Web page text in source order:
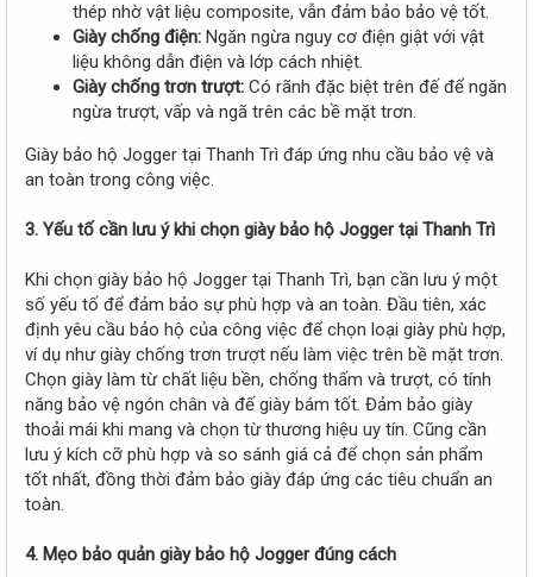
thép nhờ vật liệu composite, vẫn đảm bảo bảo vệ tốt.
Giày chống điện: Ngăn ngừa nguy cơ điện giật với vật
liệu không dẫn điện và lớp cách nhiệt.
Giày chống trơn trượt: Có rãnh đặc biệt trên đế để ngăn
ngừa trượt, vấp và ngã trên các bề mặt trơn.
Giày bảo hộ Jogger tại Thanh Trì đáp ứng nhu cầu bảo vệ và
an toàn trong công việc.
3. Yếu tố cần lưu ý khi chọn giày bảo hộ Jogger tại Thanh Trì
Khi chọn giày bảo hộ Jogger tại Thanh Trì, bạn cần lưu ý một
số yếu tố để đảm bảo sự phù hợp và an toàn. Đầu tiên, xác
định yêu cầu bảo hộ của công việc để chọn loại giày phù hợp,
ví dụ như giày chống trơn trượt nếu làm việc trên bề mặt trơn.
Chọn giày làm từ chất liệu bền, chống thấm và trượt, có tính
năng bảo vệ ngón chân và đế giày bám tốt. Đảm bảo giày
thoải mái khi mang và chọn từ thương hiệu uy tín. Cũng cần
lưu ý kích cỡ phù hợp và so sánh giá cả để chọn sản phẩm
tốt nhất, đồng thời đảm bảo giày đáp ứng các tiêu chuẩn an
toàn.
4. Mẹo bảo quản giày bảo hộ Jogger đúng cách